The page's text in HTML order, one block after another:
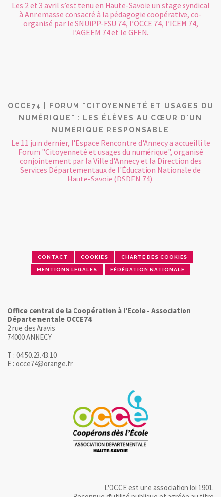
Les 2 et 3 avril s’est tenu en Haute-Savoie un stage syndical
à Annemasse consacré à la pédagogie coopérative, co-
organisé par le SNUiPP-FSU 74, l’OCCE 74, l’ICEM 74,
l’AGEEM 74 et le GFEN.
OCCE74 | FORUM "CITOYENNETÉ ET USAGES DU
NUMÉRIQUE" : LES ÉLÈVES AU CŒUR D'UN
NUMÉRIQUE RESPONSABLE
Le 11 juin dernier, l'Espace Rencontre d'Annecy a accueilli le
Forum "Citoyenneté et usages du numérique", organisé
conjointement par la Ville d'Annecy et la Direction des
Services Départementaux de l'Éducation Nationale de
Haute-Savoie (DSDEN 74).
CONTACT COOKIES CHARTE DES COOKIES
MENTIONS LÉGALES FÉDÉRATION NATIONALE
Office central de la Coopération à l'Ecole - Association
Départementale OCCE74
2 rue des Aravis
74000 ANNECY
T : 04.50.23.43.10
E : occe74@orange.fr
L'OCCE est une association loi 1901.